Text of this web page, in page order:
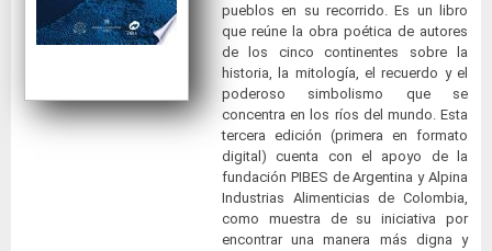
pueblos en su recorrido. Es un libro
que reúne la obra poética de autores
de los cinco continentes sobre la
historia, la mitología, el recuerdo y el
poderoso simbolismo que se
concentra en los ríos del mundo. Esta
tercera edición (primera en formato
digital) cuenta con el apoyo de la
fundación PIBES de Argentina y Alpina
Industrias Alimenticias de Colombia,
como muestra de su iniciativa por
encontrar una manera más digna y